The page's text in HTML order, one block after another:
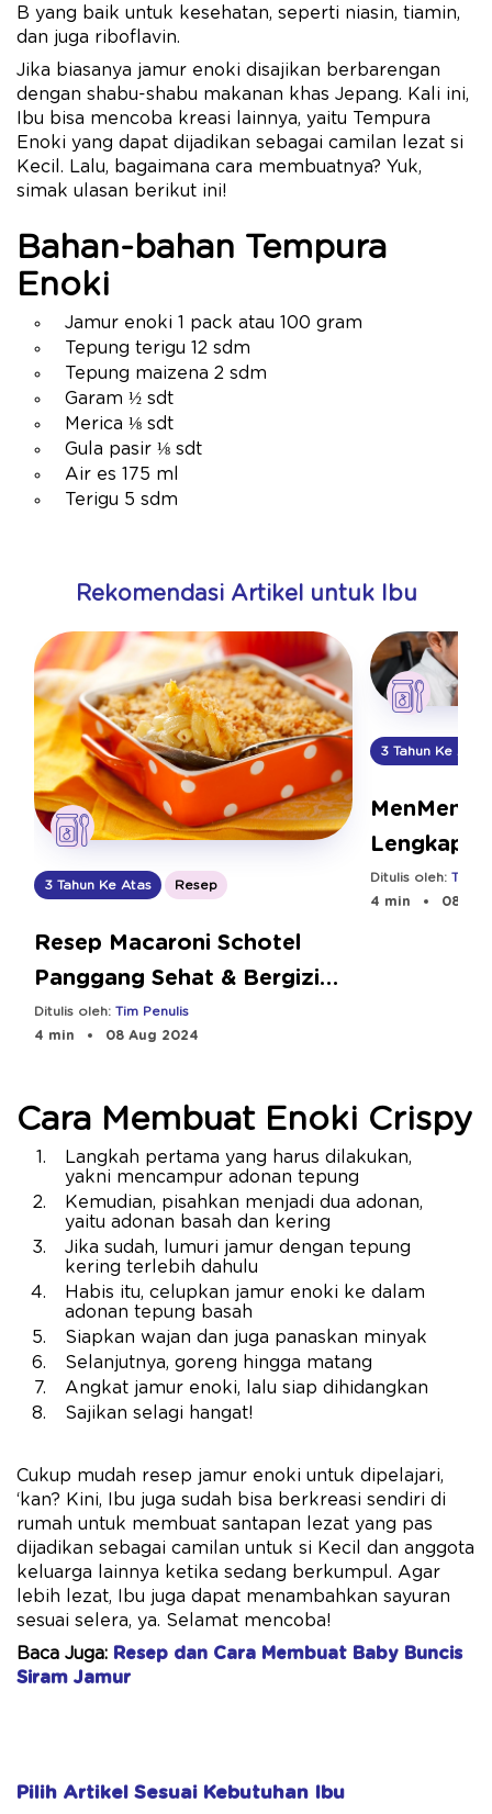
B yang baik untuk kesehatan, seperti niasin, tiamin,
dan juga riboflavin.
Jika biasanya jamur enoki disajikan berbarengan
dengan shabu-shabu makanan khas Jepang. Kali ini,
Ibu bisa mencoba kreasi lainnya, yaitu Tempura
Enoki yang dapat dijadikan sebagai camilan lezat si
Kecil. Lalu, bagaimana cara membuatnya? Yuk,
simak ulasan berikut ini!
Bahan-bahan Tempura
Enoki
Jamur enoki 1 pack atau 100 gram
Tepung terigu 12 sdm
Tepung maizena 2 sdm
Garam ½ sdt
Merica ⅛ sdt
Gula pasir ⅛ sdt
Air es 175 ml
Terigu 5 sdm
Rekomendasi Artikel untuk Ibu
3 Tahun Ke Atas Resep
Resep Macaroni Schotel
Panggang Sehat & Bergizi
untuk Anak
Ditulis oleh: Tim Penulis
4 min
08 Aug 2024
3 Tahun Ke Atas
MenMenu
Lengkapi
Selama
Ditulis oleh: Tim
4 min
08
Cara Membuat Enoki Crispy
Langkah pertama yang harus dilakukan,
yakni mencampur adonan tepung
Kemudian, pisahkan menjadi dua adonan,
yaitu adonan basah dan kering
Jika sudah, lumuri jamur dengan tepung
kering terlebih dahulu
Habis itu, celupkan jamur enoki ke dalam
adonan tepung basah
Siapkan wajan dan juga panaskan minyak
Selanjutnya, goreng hingga matang
Angkat jamur enoki, lalu siap dihidangkan
Sajikan selagi hangat!
Cukup mudah resep jamur enoki untuk dipelajari,
‘kan? Kini, Ibu juga sudah bisa berkreasi sendiri di
rumah untuk membuat santapan lezat yang pas
dijadikan sebagai camilan untuk si Kecil dan anggota
keluarga lainnya ketika sedang berkumpul. Agar
lebih lezat, Ibu juga dapat menambahkan sayuran
sesuai selera, ya. Selamat mencoba!
Baca Juga: Resep dan Cara Membuat Baby Buncis
Siram Jamur
Pilih Artikel Sesuai Kebutuhan Ibu